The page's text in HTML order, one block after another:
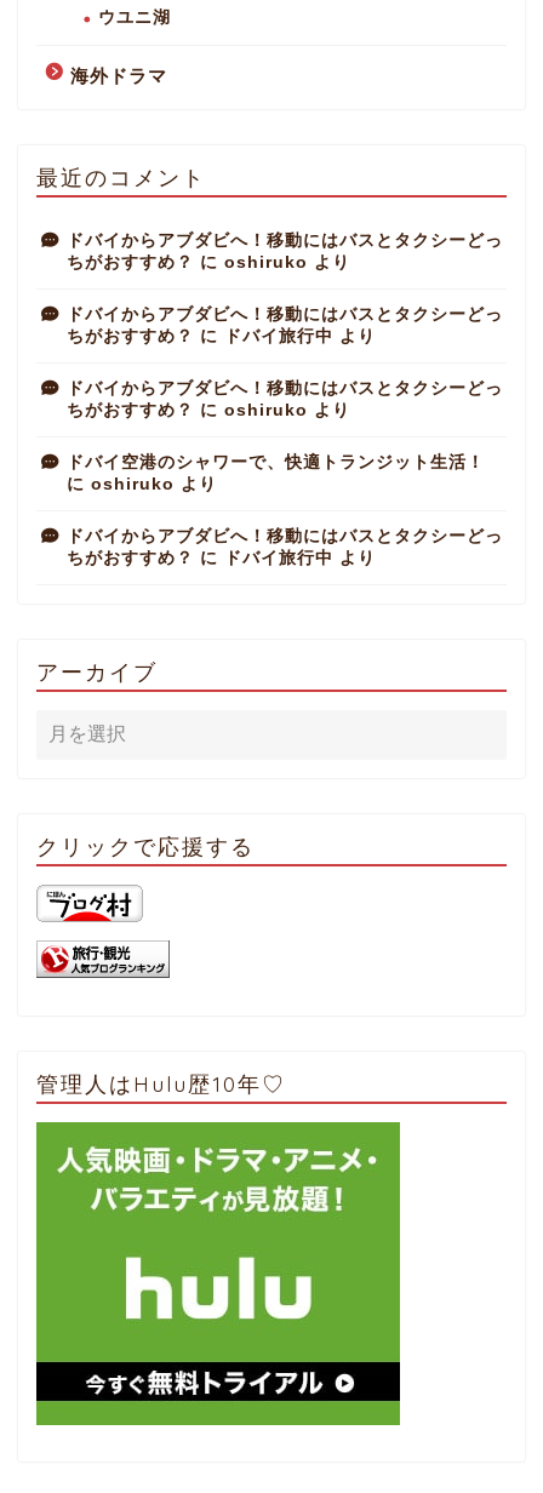
ウユニ湖
海外ドラマ
最近のコメント
ドバイからアブダビへ！移動にはバスとタクシーどっ
ちがおすすめ？
に oshiruko より
ドバイからアブダビへ！移動にはバスとタクシーどっ
ちがおすすめ？
に ドバイ旅行中 より
ドバイからアブダビへ！移動にはバスとタクシーどっ
ちがおすすめ？
に oshiruko より
ドバイ空港のシャワーで、快適トランジット生活！
に oshiruko より
ドバイからアブダビへ！移動にはバスとタクシーどっ
ちがおすすめ？
に ドバイ旅行中 より
アーカイブ
クリックで応援する
管理人はHulu歴10年♡